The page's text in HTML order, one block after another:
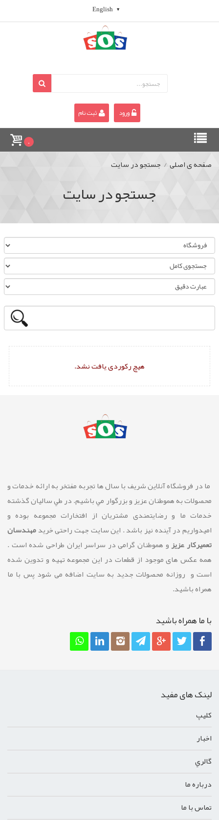
English
ورود ثبت نام
0
صفحه ی اصلی / جستجو در سایت
جستجو در سایت
هیچ رکوردی یافت نشد.
ما در فروشگاه آنلاین شريف با سال ها تجربه مفتخر به ارائه خدمات و
محصولات به هموطنان عزیز و بزرگوار مي باشيم. در طي ساليان گذشته
خدمات ما و رضايتمندی مشتريان از افتخارات مجموعه بوده و
امیدواریم در آینده نیز باشد . این سایت جهت راحتی خریدمهندسان
تعمیرکار عزیزو هموطنان گرامی در سراسر ایران طراحی شده است .
همه عکس های موجود از قطعات در این مجموعه تهیه و تدوین شده
است و روزانه محصولات جدید به سایت اضافه می شود پس با ما
همراه باشید.
با ما همراه باشيد
لینک های مفید
کليپ
اخبار
گالري
درباره ما
تماس با ما